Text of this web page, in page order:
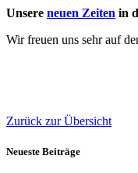
Unsere neuen Zeiten in
Wir freuen uns sehr auf
Zurück zur Übersicht
Neueste Beiträge